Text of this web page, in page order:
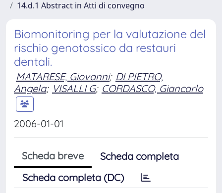
14.d.1 Abstract in Atti di convegno
Biomonitoring per la valutazione del
rischio genotossico da restauri
dentali.
MATARESE, Giovanni; DI PIETRO,
Angela; VISALLI G; CORDASCO, Giancarlo
2006-01-01
Scheda breve
Scheda completa
Scheda completa (DC)